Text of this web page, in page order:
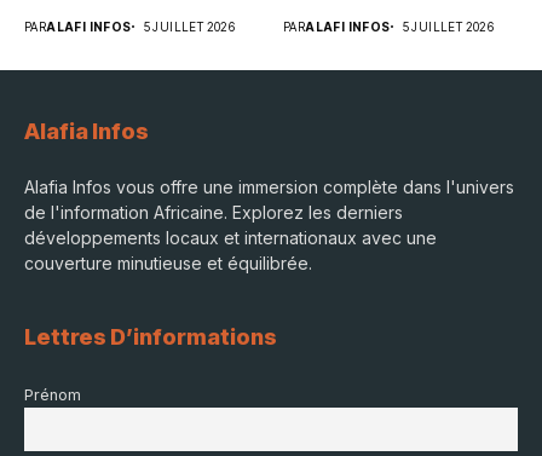
PARALAFI INFOS 5 JUILLET 2026 PARALAFI INFOS 5 JUILLET 2026
Alafia Infos
Alafia Infos vous offre une immersion complète dans l'univers
de l'information Africaine. Explorez les derniers
développements locaux et internationaux avec une
couverture minutieuse et équilibrée.
Lettres D’informations
Prénom